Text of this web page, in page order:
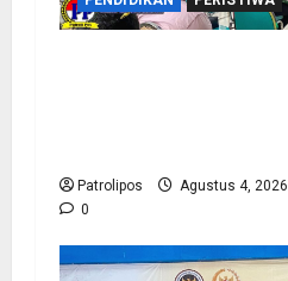
Patrolipos
Agustus 4, 2026
0